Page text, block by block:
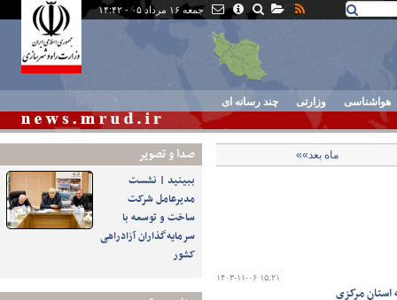
جمعه ۱۶ مرداد ۰۵ - ۱۴:۴۲
هواشناسی وزارتی چند رسانه ای
صدا و تصوير
ببینید | نشست
مدیرعامل شرکت
ساخت و توسعه با
سرمایه‌گذاران آزادراهی
کشور
ماه بعد»»
۱۴۰۳-۱۱-۰۶ ۱۵:۲۱